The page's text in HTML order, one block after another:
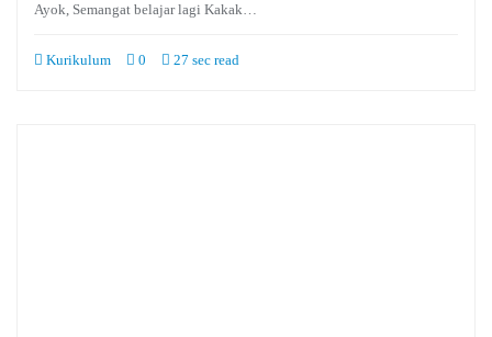
Ayok, Semangat belajar lagi Kakak…
Kurikulum 0 27 sec read